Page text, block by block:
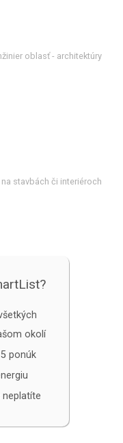
oblasť - architektúry
stavbách či interiéroch
okolí
ponúk